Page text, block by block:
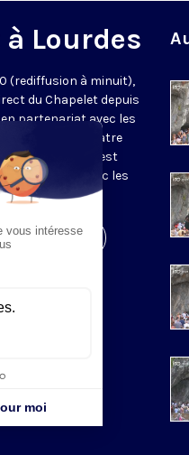
Lourdes
(rediffusion à minuit),
du Chapelet depuis
partenariat avec les
jour, l'une des quatre
du Rosaire est
de prière avec les
l'émission